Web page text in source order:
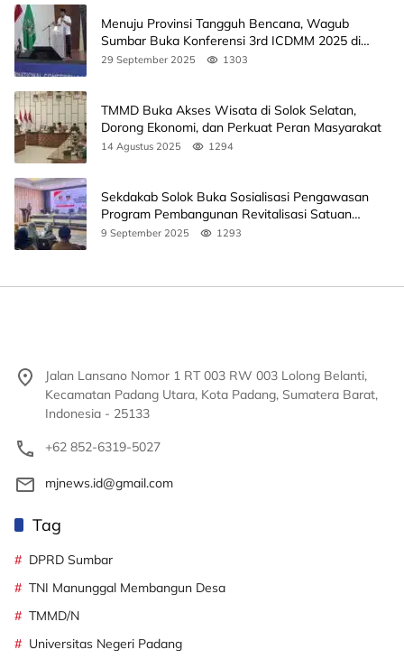
Menuju Provinsi Tangguh Bencana, Wagub
Sumbar Buka Konferensi 3rd ICDMM 2025 di
Unand
29 September 2025 1303
TMMD Buka Akses Wisata di Solok Selatan,
Dorong Ekonomi, dan Perkuat Peran Masyarakat
14 Agustus 2025 1294
Sekdakab Solok Buka Sosialisasi Pengawasan
Program Pembangunan Revitalisasi Satuan
Pendidikan
9 September 2025 1293
Jalan Lansano Nomor 1 RT 003 RW 003 Lolong Belanti,
Kecamatan Padang Utara, Kota Padang, Sumatera Barat,
Indonesia - 25133
+62 852-6319-5027
mjnews.id@gmail.com
Tag
DPRD Sumbar
TNI Manunggal Membangun Desa
TMMD/N
Universitas Negeri Padang